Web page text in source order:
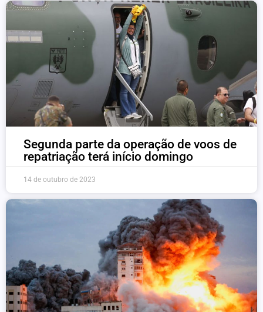
Segunda parte da operação de voos de
repatriação terá início domingo
14 de outubro de 2023